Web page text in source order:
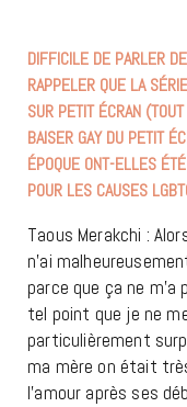
DIFFICILE DE PARLER
RAPPELER QUE LA
SUR PETIT ÉCRAN
BAISER GAY DU PETIT
ÉPOQUE ONT-ELLES
POUR LES CAUSES
Taous Merakchi :
n’ai
parce que ça ne
tel point que je ne
particulièrement
ma mère on était
l’amour après ses